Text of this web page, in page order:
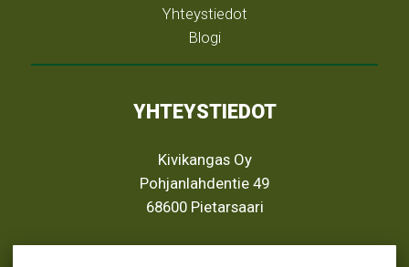
Yhteystiedot
Blogi
YHTEYSTIEDOT
Kivikangas Oy
Pohjanlahdentie 49
68600 Pietarsaari